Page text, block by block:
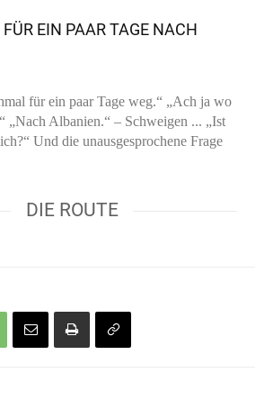
EIN PAAR TAGE NACH
für ein paar Tage weg.“ „Ach ja wo
„Nach Albanien.“ – Schweigen ... „Ist
Und die unausgesprochene Frage
DIE ROUTE